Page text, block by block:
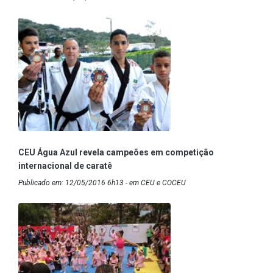
CEU Água Azul revela campeões em competição
internacional de caratê
Publicado em: 12/05/2016 6h13 - em CEU e COCEU